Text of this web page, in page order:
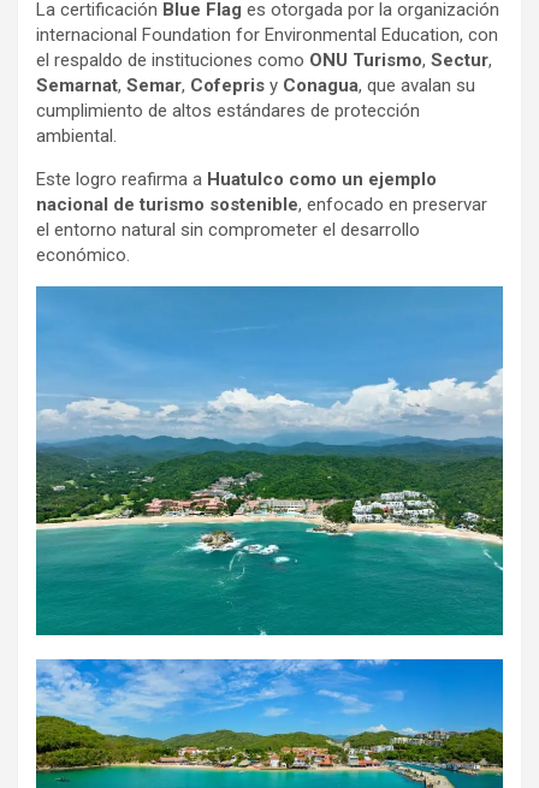
La certificación Blue Flag es otorgada por la organización
internacional Foundation for Environmental Education, con
el respaldo de instituciones como ONU Turismo, Sectur,
Semarnat, Semar, Cofepris y Conagua, que avalan su
cumplimiento de altos estándares de protección
ambiental.
Este logro reafirma a Huatulco como un ejemplo
nacional de turismo sostenible, enfocado en preservar
el entorno natural sin comprometer el desarrollo
económico.